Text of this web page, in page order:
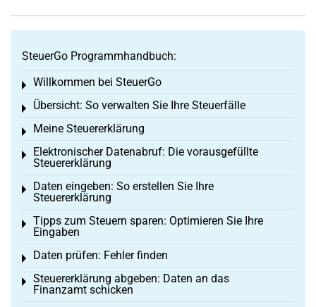
SteuerGo Programmhandbuch:
Willkommen bei SteuerGo
Toggle menu
Übersicht: So verwalten Sie Ihre Steuerfälle
Toggle menu
Meine Steuererklärung
Toggle menu
Elektronischer Datenabruf: Die vorausgefüllte
Steuererklärung
Toggle menu
Daten eingeben: So erstellen Sie Ihre
Steuererklärung
Toggle menu
Tipps zum Steuern sparen: Optimieren Sie Ihre
Eingaben
Toggle menu
Daten prüfen: Fehler finden
Toggle menu
Steuererklärung abgeben: Daten an das
Finanzamt schicken
Toggle menu